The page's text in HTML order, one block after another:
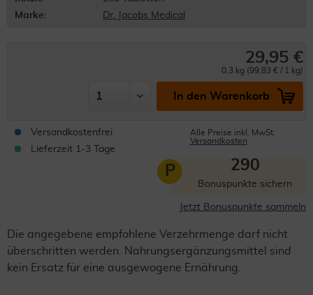
Marke:
Dr. Jacobs Medical
29,95 €
0.3 kg (99,83 € / 1 kg)
In den Warenkorb
Versandkostenfrei
Lieferzeit 1-3 Tage
Alle Preise inkl. MwSt.
Versandkosten
P 290
Bonuspunkte sichern
Jetzt Bonuspunkte sammeln
Die angegebene empfohlene Verzehrmenge darf nicht
überschritten werden. Nahrungsergänzungsmittel sind
kein Ersatz für eine ausgewogene Ernährung.